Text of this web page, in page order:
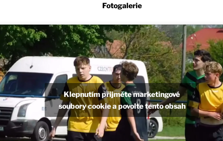
Fotogalerie
Klepnutím přijměte marketingové
soubory cookie a povolte tento obsah